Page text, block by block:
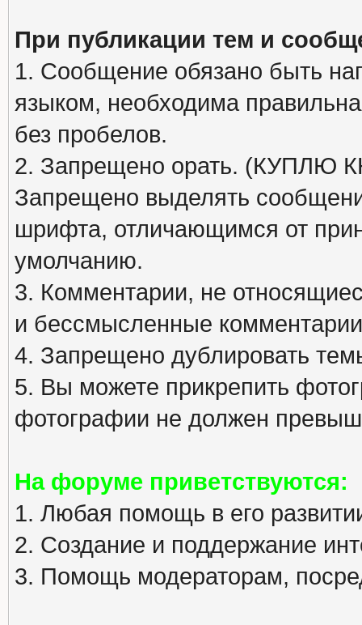
При публикации тем и
1. Сообщение обязано быть
языком, необходима
без пробелов.
2. Запрещено орать. (КУПЛЮ
Запрещено выделять
шрифта, отличающимся от
умолчанию.
3. Комментарии, не
и бессмысленные
4. Запрещено дублировать
5. Вы можете прикрепить
фотографии не должен
На форуме приветствуются:
1. Любая помощь в его
2. Создание и поддержание
3. Помощь модераторам,